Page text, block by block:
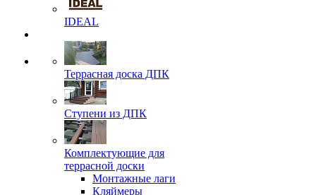
IDEAL
Террасная доска ДПК
Ступени из ДПК
Комплектующие для
террасной доски
Монтажные лаги
Кляймеры